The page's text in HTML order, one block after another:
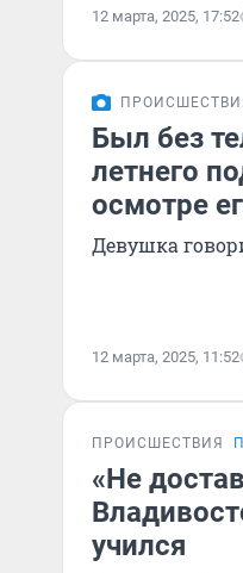
12 марта, 2025, 17:52
Был без
летнего
осмотре
Девушка
12 марта, 2025, 11:52
ПРОИСШЕСТВИЯ
«Не
учился